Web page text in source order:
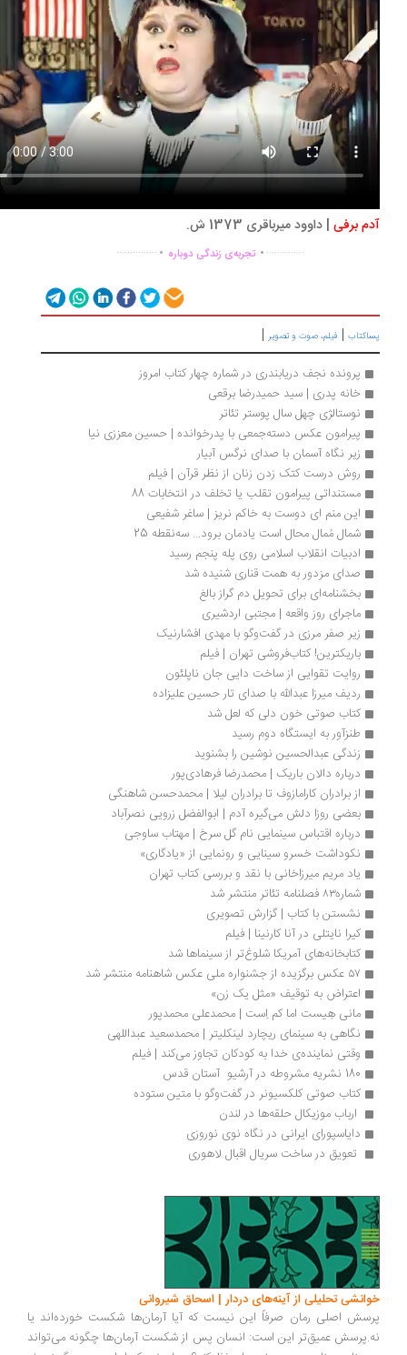
برفی| داوود میرباقری 1373 ش.
................تجربه‌ی زندگی دوباره ...............
|فیلم، صوت و تصویر|
پرونده نجف دریابندری در شماره چهار کتاب امروز
خانه پدری | سید حمیدرضا برقعی
نوستالژی چهل سال پوستر تئاتر
پیرامون عکس دسته‌جمعی با پدرخوانده | حسین معززی نیا
زیر نگاه آسمان با صدای نرگس آبیار
روش درست کتک زدن زنان از نظر قرآن | فیلم
مستنداتی پیرامون تقلب یا تخلف در انتخابات 88
این منم ای دوست به خاکم نریز | ساغر شفیعی
شمال مُمال محال است یادمان برود... سه‌نقطه 25
ادبیات انقلاب اسلامی روی پله پنجم رسید
صدای مزدور به همت قناری شنیده شد
بخشنامه‌ای برای تحویل دم گراز بالغ
ماجرای روز واقعه | مجتبی اردشیری
زیر صفر مرزی در گفت‌وگو با مهدی افشارنیک
باریکترین! کتاب‌فروشی تهران | فیلم
روایت تقوایی از ساخت دایی جان ناپلئون
ردیف میرزا عبدالله با صدای تار حسین علیزاده
کتاب صوتی خون دلی که لعل شد
طنزآور به ایستگاه دوم رسید
زندگی عبدالحسین نوشین را بشنوید
درباره دالان باریک | محمدرضا فرهادی‌پور
از برادران کارامازوف تا برادران لیلا | محمدحسن شاهنگی
بعضی روزا دلش می‌گیره آدم | ابوالفضل زرویی نصرآباد
درباره اقتباس سینمایی نام گل سرخ | مهتاب ساوجی
نکوداشت خسرو سینایی و رونمایی از «یادگاری»
یاد مریم میرزاخانی با نقد و بررسی کتاب تهران
شماره۸۳ فصلنامه‌ تئاتر منتشر شد
نشستن با کتاب | گزارش تصویری
کیرا نایتلی در آنا کارنینا | فیلم
کتابخانه‌های آمریکا شلوغ‌تر از سینماها شد
اعتراض به توقیف «مثل یک زن»
مانی هِیست اما کم اِست | محمدعلی محمدپور
نگاهی به سینمای ریچارد لینکلیتر | محمدسعید عبداللهی
وقتی نماینده‌ی خدا به کودکان تجاوز می‌کند | فیلم
کتاب صوتی کلکسیونر در گفت‌وگو با متین ستوده
ارباب موزیکال حلقه‌ها در لندن
دایاسپورای ایرانی در نگاه نوی نوروزی
تعویق در ساخت سریال اقبال لاهوری
تحلیلی از آینه‌های دردار | اسحاق شیروانی
اصلی رمان صرفاً این نیست که آیا آرمان‌ها شکست خورده‌اند یا
عمیق‌تر این است: انسان پس از شکست آرمان‌ها چگونه می‌تواند